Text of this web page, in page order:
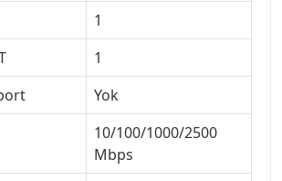
1
1
Yok
10/100/1000/2500
Mbps